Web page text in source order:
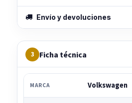
Envío y devoluciones
3 Ficha técnica
MARCA Volkswagen